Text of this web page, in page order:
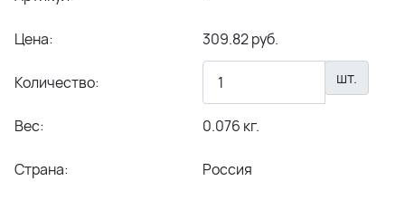
Цена: 309.82 руб.
Количество: шт.
Вес: 0.076 кг.
Страна: Россия